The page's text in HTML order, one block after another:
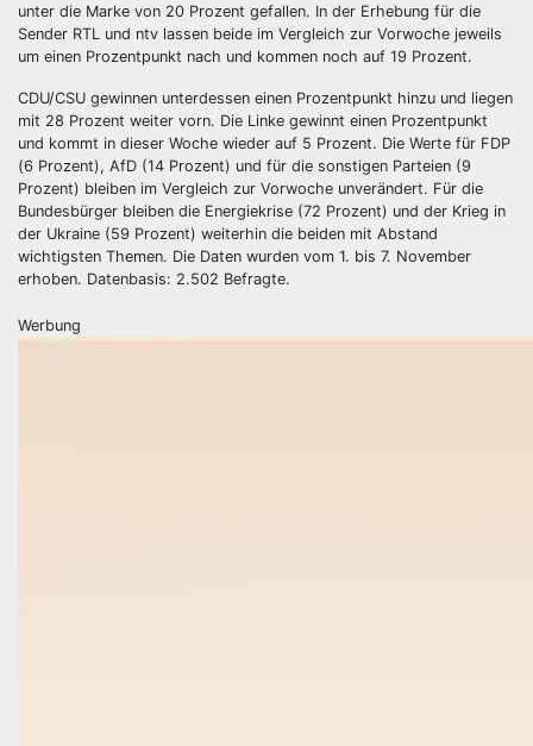
unter die Marke von 20 Prozent gefallen. In der Erhebung für die
Sender RTL und ntv lassen beide im Vergleich zur Vorwoche jeweils
um einen Prozentpunkt nach und kommen noch auf 19 Prozent.
CDU/CSU gewinnen unterdessen einen Prozentpunkt hinzu und liegen
mit 28 Prozent weiter vorn. Die Linke gewinnt einen Prozentpunkt
und kommt in dieser Woche wieder auf 5 Prozent. Die Werte für FDP
(6 Prozent), AfD (14 Prozent) und für die sonstigen Parteien (9
Prozent) bleiben im Vergleich zur Vorwoche unverändert. Für die
Bundesbürger bleiben die Energiekrise (72 Prozent) und der Krieg in
der Ukraine (59 Prozent) weiterhin die beiden mit Abstand
wichtigsten Themen. Die Daten wurden vom 1. bis 7. November
erhoben. Datenbasis: 2.502 Befragte.
Werbung